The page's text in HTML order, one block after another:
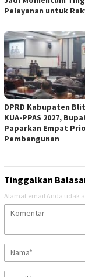
Pelayanan untuk
DPRD Kabupaten
KUA-PPAS 2027,
Paparkan Empat
Pembangunan
Tinggalkan
Alamat email Anda tidak